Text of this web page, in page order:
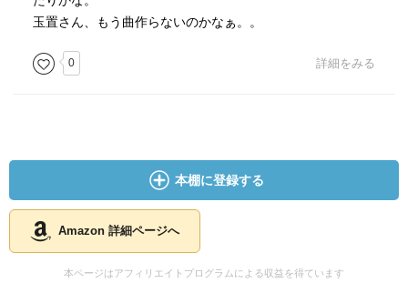
玉置さん、もう曲作らないのかなぁ。。
0 詳細をみる
本棚に登録する
Amazon 詳細ページへ
本ページはアフィリエイトプログラムによる収益を得ています